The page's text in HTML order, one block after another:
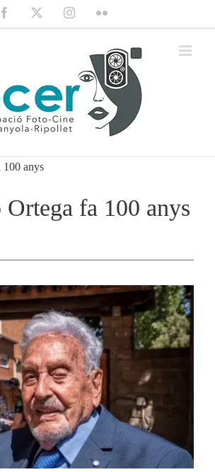
Facebook InstagramFlickr
anys
fa 100 anys